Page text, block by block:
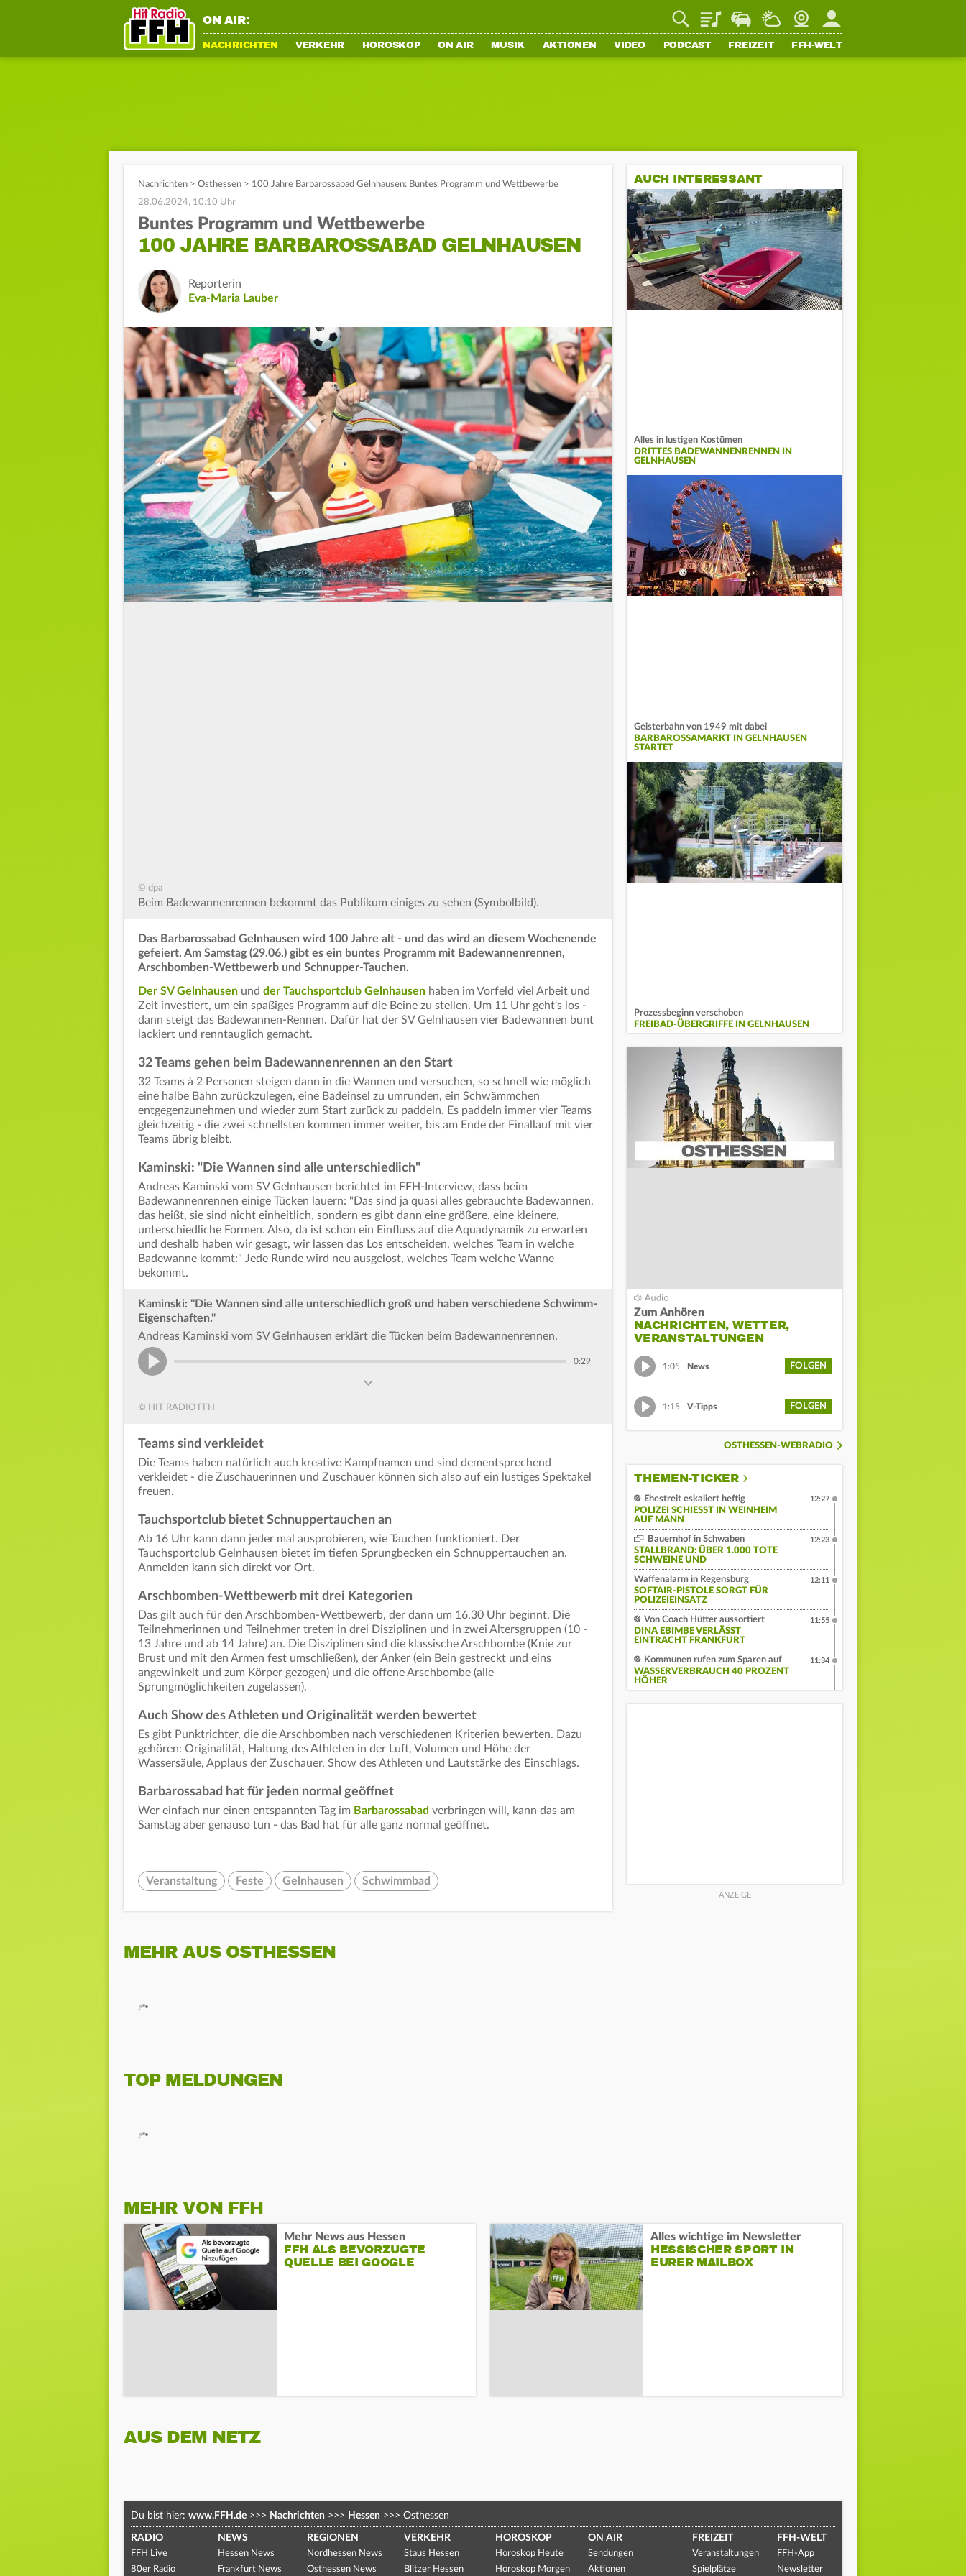
ON AIR: PlaylistStaupilotWetterWebcamMein FFH
NACHRICHTEN VERKEHR HOROSKOP ON AIR MUSIK AKTIONEN VIDEO PODCAST FREIZEIT FFH-WELT
Nachrichten > Osthessen > 100 Jahre Barbarossabad Gelnhausen: Buntes Programm und Wettbewerbe
28.06.2024, 10:10 Uhr
Buntes Programm und Wettbewerbe
100 JAHRE BARBAROSSABAD GELNHAUSEN
Reporterin
Eva-Maria Lauber
© dpa
Beim Badewannenrennen bekommt das Publikum einiges zu sehen (Symbolbild).
Das Barbarossabad Gelnhausen wird 100 Jahre alt - und das wird an diesem Wochenende
gefeiert. Am Samstag (29.06.) gibt es ein buntes Programm mit Badewannenrennen,
Arschbomben-Wettbewerb und Schnupper-Tauchen.
Der SV Gelnhausen und der Tauchsportclub Gelnhausen haben im Vorfeld viel Arbeit und
Zeit investiert, um ein spaßiges Programm auf die Beine zu stellen. Um 11 Uhr geht's los -
dann steigt das Badewannen-Rennen. Dafür hat der SV Gelnhausen vier Badewannen bunt
lackiert und renntauglich gemacht.
32 Teams gehen beim Badewannenrennen an den Start
32 Teams à 2 Personen steigen dann in die Wannen und versuchen, so schnell wie möglich
eine halbe Bahn zurückzulegen, eine Badeinsel zu umrunden, ein Schwämmchen
entgegenzunehmen und wieder zum Start zurück zu paddeln. Es paddeln immer vier Teams
gleichzeitig - die zwei schnellsten kommen immer weiter, bis am Ende der Finallauf mit vier
Teams übrig bleibt.
Kaminski: "Die Wannen sind alle unterschiedlich"
Andreas Kaminski vom SV Gelnhausen berichtet im FFH-Interview, dass beim
Badewannenrennen einige Tücken lauern: "Das sind ja quasi alles gebrauchte Badewannen,
das heißt, sie sind nicht einheitlich, sondern es gibt dann eine größere, eine kleinere,
unterschiedliche Formen. Also, da ist schon ein Einfluss auf die Aquadynamik zu erwarten
und deshalb haben wir gesagt, wir lassen das Los entscheiden, welches Team in welche
Badewanne kommt:" Jede Runde wird neu ausgelost, welches Team welche Wanne
bekommt.
Kaminski: "Die Wannen sind alle unterschiedlich groß und haben verschiedene Schwimm-
Eigenschaften."
Andreas Kaminski vom SV Gelnhausen erklärt die Tücken beim Badewannenrennen.
0:29
© HIT RADIO FFH
Teams sind verkleidet
Die Teams haben natürlich auch kreative Kampfnamen und sind dementsprechend
verkleidet - die Zuschauerinnen und Zuschauer können sich also auf ein lustiges Spektakel
freuen.
Tauchsportclub bietet Schnuppertauchen an
Ab 16 Uhr kann dann jeder mal ausprobieren, wie Tauchen funktioniert. Der
Tauchsportclub Gelnhausen bietet im tiefen Sprungbecken ein Schnuppertauchen an.
Anmelden kann sich direkt vor Ort.
Arschbomben-Wettbewerb mit drei Kategorien
Das gilt auch für den Arschbomben-Wettbewerb, der dann um 16.30 Uhr beginnt. Die
Teilnehmerinnen und Teilnehmer treten in drei Disziplinen und in zwei Altersgruppen (10 -
13 Jahre und ab 14 Jahre) an. Die Disziplinen sind die klassische Arschbombe (Knie zur
Brust und mit den Armen fest umschließen), der Anker (ein Bein gestreckt und eins
angewinkelt und zum Körper gezogen) und die offene Arschbombe (alle
Sprungmöglichkeiten zugelassen).
Auch Show des Athleten und Originalität werden bewertet
Es gibt Punktrichter, die die Arschbomben nach verschiedenen Kriterien bewerten. Dazu
gehören: Originalität, Haltung des Athleten in der Luft, Volumen und Höhe der
Wassersäule, Applaus der Zuschauer, Show des Athleten und Lautstärke des Einschlags.
Barbarossabad hat für jeden normal geöffnet
Wer einfach nur einen entspannten Tag im Barbarossabad verbringen will, kann das am
Samstag aber genauso tun - das Bad hat für alle ganz normal geöffnet.
Veranstaltung Feste Gelnhausen Schwimmbad
AUCH INTERESSANT
Alles in lustigen Kostümen
DRITTES BADEWANNENRENNEN IN
GELNHAUSEN
Geisterbahn von 1949 mit dabei
BARBAROSSAMARKT IN GELNHAUSEN
STARTET
Prozessbeginn verschoben
FREIBAD-ÜBERGRIFFE IN GELNHAUSEN
Zum Anhören
NACHRICHTEN, WETTER,
VERANSTALTUNGEN
1:05 News FOLGEN
1:15 V-Tipps FOLGEN
OSTHESSEN-WEBRADIO
THEMEN-TICKER
Ehestreit eskaliert heftig
POLIZEI SCHIESST IN WEINHEIM A
UF MANN
12:27
Bauernhof in Schwaben
STALLBRAND: ÜBER 1.000 TOTE
SCHWEINE UND
12:23
Waffenalarm in Regensburg
SOFTAIR-PISTOLE SORGT FÜR
POLIZEIEINSATZ
12:11
Von Coach Hütter aussortiert
DINA EBIMBE VERLÄSST
EINTRACHT FRANKFURT
11:55
Kommunen rufen zum Sparen auf
WASSERVERBRAUCH 40 PROZENT
HÖHER
11:34
MEHR AUS OSTHESSEN
TOP MELDUNGEN
MEHR VON FFH
Mehr News aus Hessen
FFH ALS BEVORZUGTE
QUELLE BEI GOOGLE
Alles wichtige im Newsletter
HESSISCHER SPORT IN
EURER MAILBOX
AUS DEM NETZ
Du bist hier: www.FFH.de >>> Nachrichten >>> Hessen >>> Osthessen
RADIO
FFH Live
80er Radio
NEWS
Hessen News
Frankfurt News
REGIONEN
Nordhessen News
Osthessen News
VERKEHR
Staus Hessen
Blitzer Hessen
HOROSKOP
Horoskop Heute
Horoskop Morgen
ON AIR
Sendungen
Aktionen
FREIZEIT
Veranstaltungen
Spielplätze
FFH-WELT
FFH-App
Newsletter